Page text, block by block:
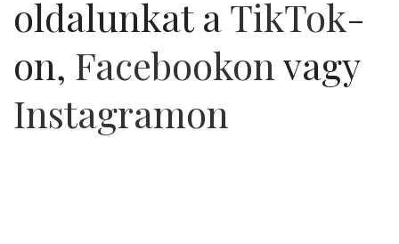
oldalunkat aTikTok-
on, Facebookon vagy
Instagramon